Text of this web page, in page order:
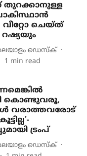
വീറ്റോ ചെയ്ത്
ഡെസ്ക്
1 min read
കൊണ്ടുവരൂ,
വരാത്തവരോട്
ട്രംപ്
ഡെസ്ക്